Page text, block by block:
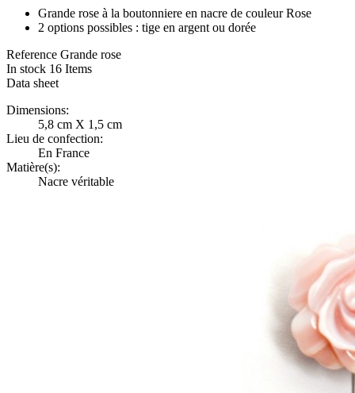
Grande rose à la boutonniere en nacre de couleur Rose
2 options possibles : tige en argent ou dorée
Reference Grande rose
In stock 16 Items
Data sheet
Dimensions:
5,8 cm X 1,5 cm
Lieu de confection:
En France
Matière(s):
Nacre véritable